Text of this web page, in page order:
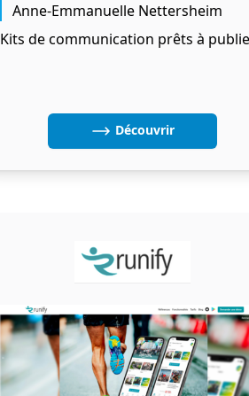
Anne-Emmanuelle Nettersheim
Kits de communication prêts à
Découvrir